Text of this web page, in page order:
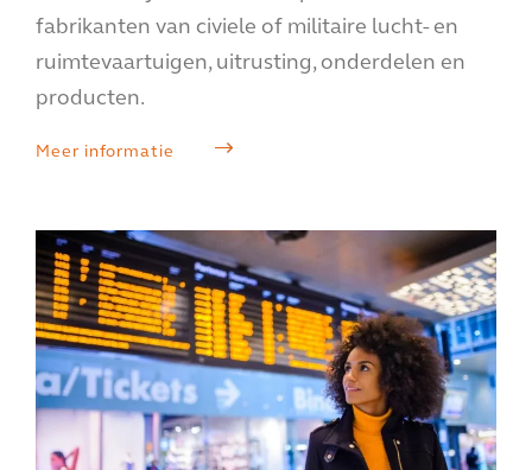
fabrikanten van civiele of militaire lucht- en
ruimtevaartuigen, uitrusting, onderdelen en
producten.
Meer informatie